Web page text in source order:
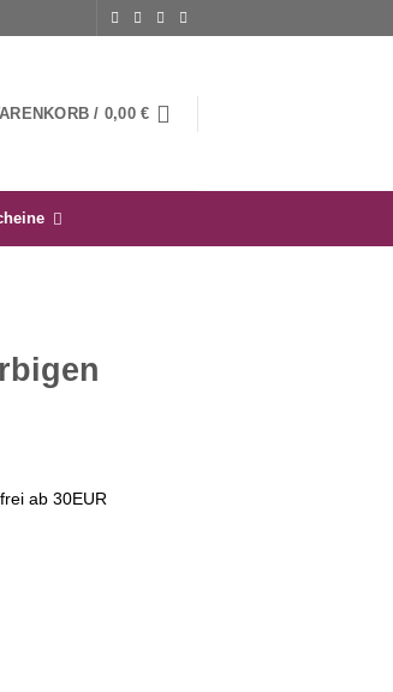
/ 0,00€
ab 30EUR